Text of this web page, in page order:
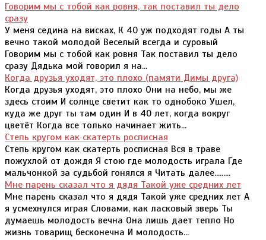
Говорим мы с тобой как ровня, так поставил ты дело
сразу
У меня седина на висках, К 40 уж подходят годы А ты
вечно такой молодой Веселый всегда и суровый
Говорим мы с тобой как ровня Так поставил ты дело
сразу Дядька мой говорил я на...
Когда друзья уходят, это плохо (памяти Димы друга)
Когда друзья уходят, это плохо Они на небо, мы же
здесь стоим И солнце светит как то однобоко Ушел,
куда же друг ты там один И в 40 лет, когда вокруг
цветёт Когда все только начинает жить...
Степь кругом как скатерть росписная
Степь кругом как скатерть росписная Вся в траве
пожухлой от дождя Я стою где молодость играла Где
мальчонкой за судьбой гонялся я Читать далее.........
Мне парень сказал что я дядя Такой уже средних лет
Мне парень сказал что я дядя Такой уже средних лет А
я усмехнулся играя Словами, как ласковый зверь Ты
думаешь молодость вечна Она лишь дает тепло Но
жизнь товарищ бесконечна И молодость...